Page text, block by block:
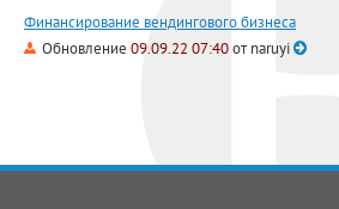
Финансирование вендингового бизнеса
Обновление 09.09.22 07:40отnaruyi